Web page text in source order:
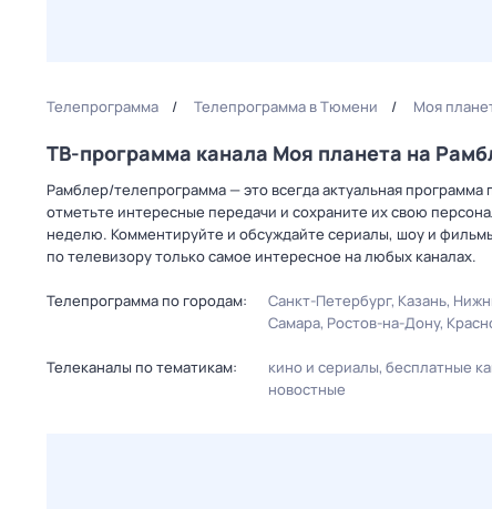
Телепрограмма Телепрограмма в Тюмени Моя
ТВ-программа канала Моя планета на
Рамблер/телепрограмма — это всегда актуальная
отметьте интересные передачи и сохраните их свою
неделю. Комментируйте и обсуждайте сериалы, шоу и
по телевизору только самое интересное на любых каналах.
Телепрограмма по городам: Санкт-Петербург Казань
Самара Ростов-на-Дону
Телеканалы по тематикам: кино и сериалы бесплатные
новостные